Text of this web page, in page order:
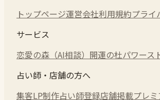
トップページ運営会社利用規約プライ
サービス
恋愛の森（AI相談） 開運の杜パワース
占い師・店舗の方へ
集客LP制作占い師登録店舗掲載プレ